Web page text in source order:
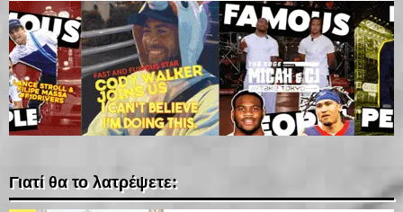
Γιατί θα το λατρέψετε: